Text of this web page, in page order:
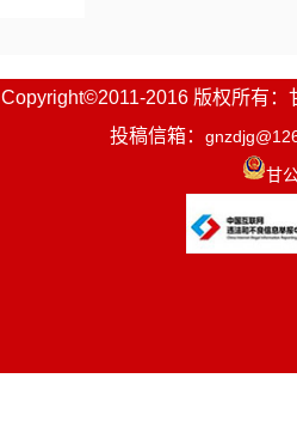
Copyright©2011-2016 版权所有：
投稿信箱：
甘